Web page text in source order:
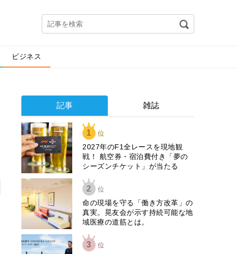
ビジネス
記事 雑誌
1 位
2027年のF1全レースを現地観
戦！ 航空券・宿泊費付き「夢の
シーズンチケット」が当たる
2 位
​命の現場を守る「働き方改革」の
真実。晃友会が示す持続可能な地
域医療の道筋とは。
3 位